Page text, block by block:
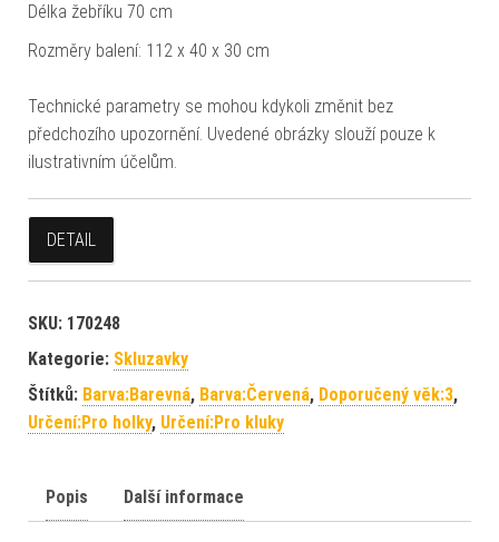
Délka žebříku 70 cm
Rozměry balení: 112 x 40 x 30 cm
Technické parametry se mohou kdykoli změnit bez
předchozího upozornění. Uvedené obrázky slouží pouze k
ilustrativním účelům.
DETAIL
SKU: 170248
Kategorie: Skluzavky
Štítků: Barva:Barevná, Barva:Červená, Doporučený věk:3,
Určení:Pro holky, Určení:Pro kluky
Popis Další informace